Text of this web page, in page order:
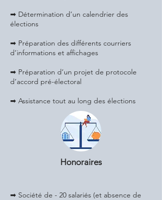
➡ Détermination d’un calendrier des
élections
➡ Préparation des différents courriers
d’informations et affichages
➡ Préparation d’un projet de protocole
d’accord pré-électoral
➡ Assistance tout au long des élections
Honoraires
➡ Société de - 20 salariés (et absence de